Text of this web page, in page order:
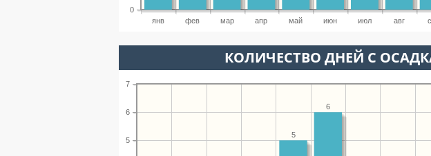
янв фев мар апр май июн июл авг
0
КОЛИЧЕСТВО ДНЕЙ С
5
6
7
6
5